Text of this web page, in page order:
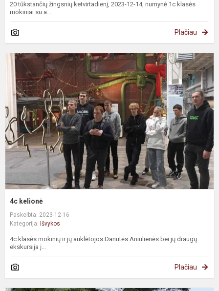
20 tūkstančių žingsnių ketvirtadienį, 2023-12-14, numynė 1c klasės
mokiniai su a...
Plačiau
4c kelionė
Paskelbta: 2023-12-16
Kategorija: Išvykos
4c klasės mokinių ir jų auklėtojos Danutės Aniulienės bei jų draugų
ekskursija į...
Plačiau